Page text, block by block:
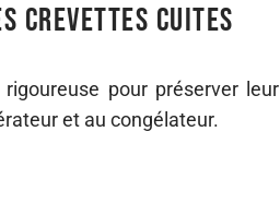
crevettes cuites
pour préserver leur
et au congélateur.